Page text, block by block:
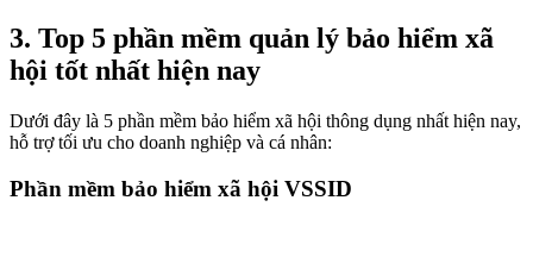
3. Top 5 phần mềm quản lý bảo hiểm xã
hội tốt nhất hiện nay
Dưới đây là 5 phần mềm bảo hiểm xã hội thông dụng nhất hiện nay,
hỗ trợ tối ưu cho doanh nghiệp và cá nhân:
Phần mềm bảo hiểm xã hội VSSID